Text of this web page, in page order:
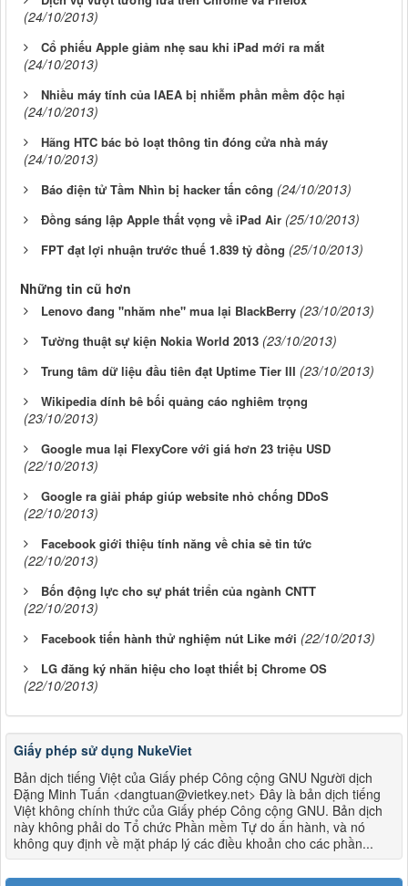
(24/10/2013)
Cổ phiếu Apple giảm nhẹ sau khi iPad mới ra mắt
(24/10/2013)
Nhiều máy tính của IAEA bị nhiễm phần mềm độc hại
(24/10/2013)
Hãng HTC bác bỏ loạt thông tin đóng cửa nhà máy
(24/10/2013)
Báo điện tử Tầm Nhìn bị hacker tấn công (24/10/2013)
Đồng sáng lập Apple thất vọng về iPad Air (25/10/2013)
FPT đạt lợi nhuận trước thuế 1.839 tỷ đồng (25/10/2013)
Những tin cũ hơn
Lenovo đang "nhăm nhe" mua lại BlackBerry (23/10/2013)
Tường thuật sự kiện Nokia World 2013 (23/10/2013)
Trung tâm dữ liệu đầu tiên đạt Uptime Tier III (23/10/2013)
Wikipedia dính bê bối quảng cáo nghiêm trọng
(23/10/2013)
Google mua lại FlexyCore với giá hơn 23 triệu USD
(22/10/2013)
Google ra giải pháp giúp website nhỏ chống DDoS
(22/10/2013)
Facebook giới thiệu tính năng về chia sẻ tin tức
(22/10/2013)
Bốn động lực cho sự phát triển của ngành CNTT
(22/10/2013)
Facebook tiến hành thử nghiệm nút Like mới (22/10/2013)
LG đăng ký nhãn hiệu cho loạt thiết bị Chrome OS
(22/10/2013)
Giấy phép sử dụng NukeViet
Bản dịch tiếng Việt của Giấy phép Công cộng GNU Người dịch
Đặng Minh Tuấn <dangtuan@vietkey.net> Đây là bản dịch tiếng
Việt không chính thức của Giấy phép Công cộng GNU. Bản dịch
này không phải do Tổ chức Phần mềm Tự do ấn hành, và nó
không quy định về mặt pháp lý các điều khoản cho các phần...